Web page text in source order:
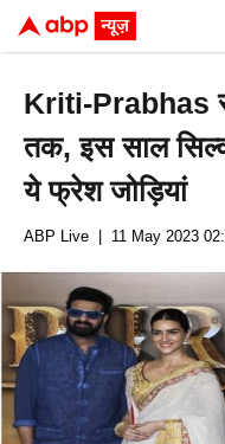
Kriti-Prabhas
तक, इस साल
ये फ्रेश जोड़ियां
ABP Live | 11 May 2023